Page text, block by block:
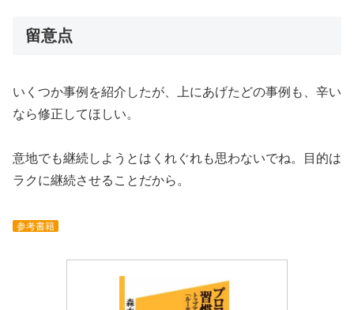
留意点
いくつか事例を紹介したが、上にあげたどの事例も、辛い
なら修正してほしい。
意地でも継続しようとはくれぐれも思わないでね。目的は
ラクに継続させることだから。
参考書籍